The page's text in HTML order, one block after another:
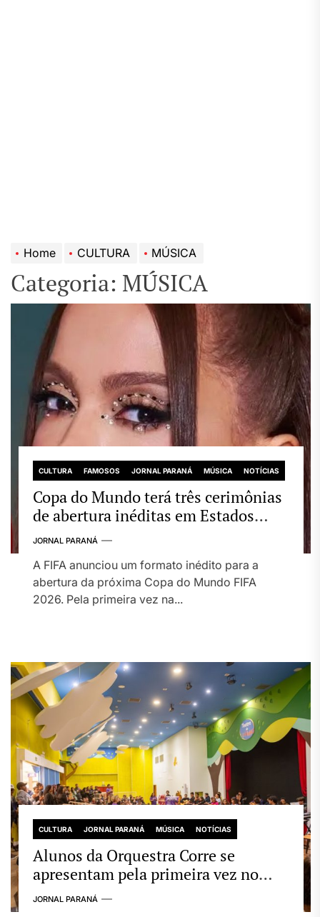
Home CULTURA MÚSICA
Categoria: MÚSICA
CULTURA FAMOSOS JORNAL PARANÁ MÚSICA NOTÍCIAS
Copa do Mundo terá três cerimônias
de abertura inéditas em Estados
Unidos, Canadá e México
JORNAL PARANÁ
A FIFA anunciou um formato inédito para a
abertura da próxima Copa do Mundo FIFA
2026. Pela primeira vez na...
CULTURA JORNAL PARANÁ MÚSICA NOTÍCIAS
Alunos da Orquestra Corre se
apresentam pela primeira vez no
Londrina Norte Shopping
JORNAL PARANÁ